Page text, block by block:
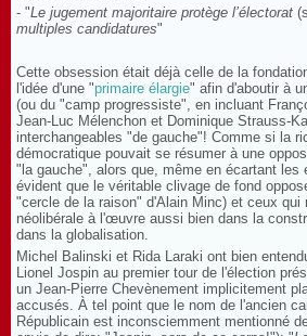
- "Le jugement majoritaire protège l’électorat
multiples candidatures"
Cette obsession était déjà celle de la
l'idée d'une "primaire élargie" afin d'aboutir à
(ou du "camp progressiste", en incluant
Jean-Luc Mélenchon et Dominique Strauss-
interchangeables "de gauche"! Comme si la
démocratique pouvait se résumer à une
"la gauche", alors que, même en écartant les
évident que le véritable clivage de fond
"cercle de la raison" d'Alain Minc) et ceux qui
néolibérale à l'œuvre aussi bien dans la
dans la globalisation.
Michel Balinski et Rida Laraki ont bien
Lionel Jospin au premier tour de l'élection
un Jean-Pierre Chevènement implicitement
accusés. À tel point que le nom de l'ancien
Républicain est inconsciemment mentionné